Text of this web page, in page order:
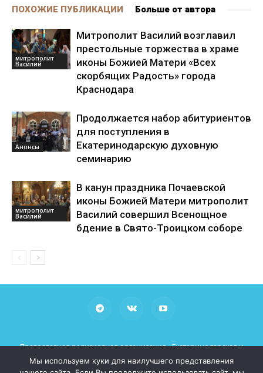
ПОХОЖИЕ ПУБЛИКАЦИИ Больше от автора
митрополит
Василий
Митрополит Василий возглавил
престольные торжества в храме
иконы Божией Матери «Всех
скорбящих Радость» города
Краснодара
Анонсы
Продолжается набор абитуриентов
для поступления в
Екатеринодарскую духовную
семинарию
митрополит
Василий
В канун праздника Почаевской
иконы Божией Матери митрополит
Василий совершил Всенощное
бдение в Свято-Троицком соборе
Православная религиозная организация «Екатеринодарская и
Кубанская Епархия Русской Православной Церкви (Московский
Патриархат)»
Мы используем куки для наилучшего представления